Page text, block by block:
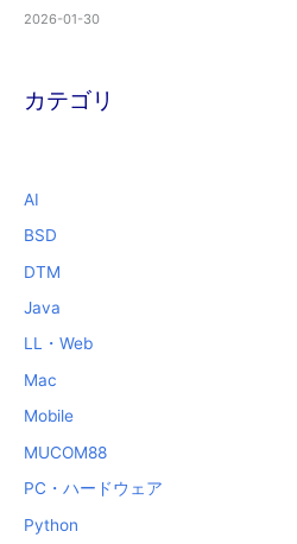
2026-01-30
カテゴリ
AI
BSD
DTM
Java
LL・Web
Mac
Mobile
MUCOM88
PC・ハードウェア
Python